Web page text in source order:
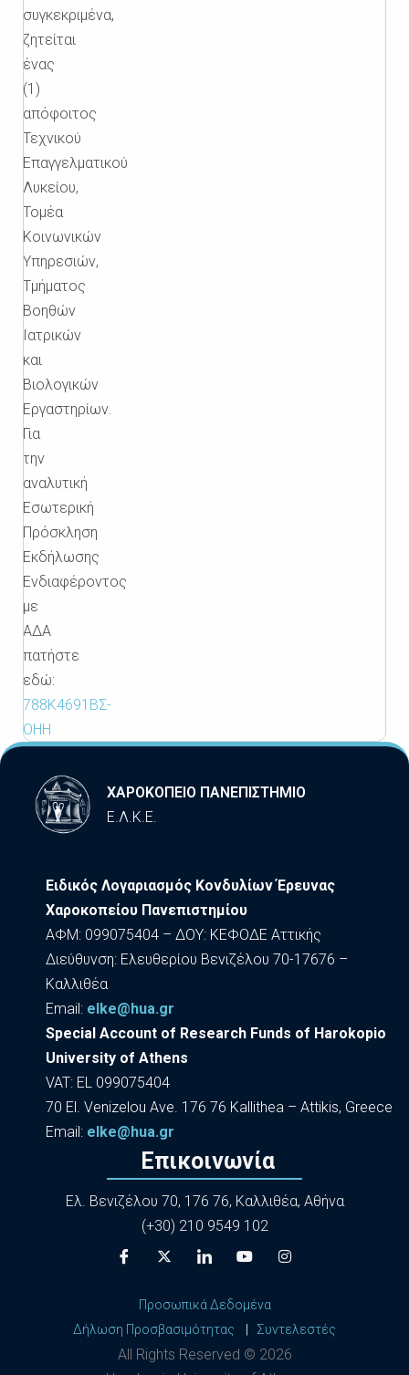
συγκεκριμένα,
ζητείται
ένας
(1)
απόφοιτος
Τεχνικού
Επαγγελματικού
Λυκείου,
Τομέα
Κοινωνικών
Υπηρεσιών,
Τμήματος
Βοηθών
Ιατρικών
και
Βιολογικών
Εργαστηρίων.
Για
την
αναλυτική
Εσωτερική
Πρόσκληση
Εκδήλωσης
Ενδιαφέροντος
με
ΑΔΑ
πατήστε
εδώ:
788Κ4691ΒΣ-
ΟΗΗ
ΧΑΡΟΚΟΠΕΙΟ ΠΑΝΕΠΙΣΤΗΜΙΟ
Ε.Λ.Κ.Ε.
Ειδικός Λογαριασμός Κονδυλίων Έρευνας
Χαροκοπείου Πανεπιστημίου
ΑΦΜ: 099075404 – ΔΟΥ: ΚΕΦΟΔΕ Αττικής
Διεύθυνση: Ελευθερίου Βενιζέλου 70-17676 –
Καλλιθέα
Εmail: elke@hua.gr
Special Account of Research Funds of Harokopio
University of Athens
VAT: EL 099075404
70 El. Venizelou Ave. 176 76 Kallithea – Attikis, Greece
Εmail: elke@hua.gr
Επικοινωνία
Ελ. Βενιζέλου 70, 176 76, Καλλιθέα, Αθήνα
(+30) 210 9549 102
Προσωπικά Δεδομένα
Δήλωση Προσβασιμότητας
Συντελεστές
All Rights Reserved © 2026